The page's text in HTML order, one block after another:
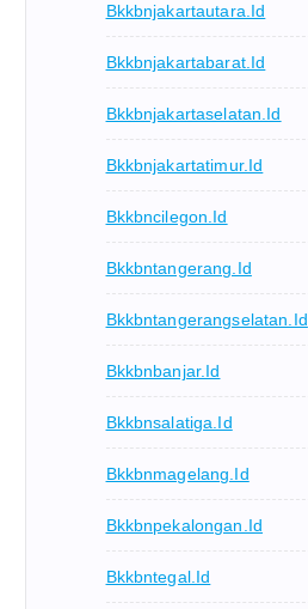
Bkkbnjakartautara.id
Bkkbnjakartabarat.id
Bkkbnjakartaselatan.id
Bkkbnjakartatimur.id
Bkkbncilegon.id
Bkkbntangerang.id
Bkkbntangerangselatan.id
Bkkbnbanjar.id
Bkkbnsalatiga.id
Bkkbnmagelang.id
Bkkbnpekalongan.id
Bkkbntegal.id